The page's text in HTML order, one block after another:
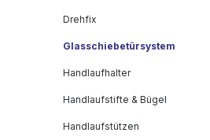
Drehfix
Glasschiebetürsystem
Handlaufhalter
Handlaufstifte & Bügel
Handlaufstützen